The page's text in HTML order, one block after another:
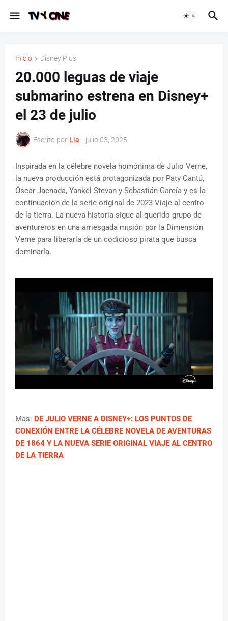
Inicio Disney Plus
20.000 leguas de viaje
submarino estrena en Disney+
el 23 de julio
Escrito por Lia - julio 03, 2025
Inspirada en la célebre novela homónima de Julio Verne,
la nueva producción está protagonizada por Paty Cantú,
Óscar Jaenada, Yankel Stevan y Sebastián García y es la
continuación de la serie original de 2023 Viaje al centro
de la tierra. La nueva historia sigue al querido grupo de
aventureros en una arriesgada misión por la Dimensión
Verne para liberarla de un codicioso pirata que busca
dominarla.
Más: DE JULIO VERNE A DISNEY+: LOS PUNTOS DE
CONEXIÓN ENTRE LA CÉLEBRE NOVELA DE AVENTURAS
DE 1864 Y LA NUEVA SERIE ORIGINAL VIAJE AL CENTRO
DE LA TIERRA